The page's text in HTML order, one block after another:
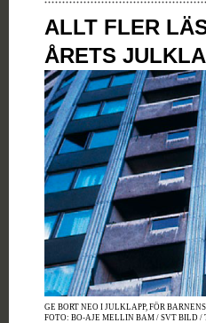
ALLT FLER
ÅRETS
GE BORT NEO I JULKLAPP, FÖR
FOTO: BO-AJE MELLIN BAM / SVT BILD /